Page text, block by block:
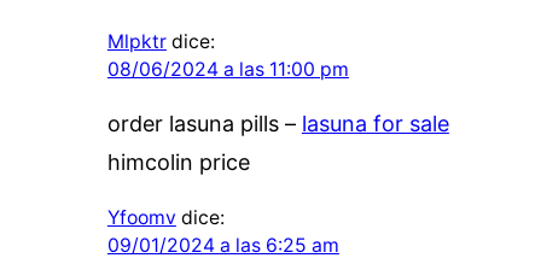
Mlpktr dice:
08/06/2024 a las 11:00 pm
order lasuna pills – lasuna for sale
himcolin price
Yfoomv dice:
09/01/2024 a las 6:25 am